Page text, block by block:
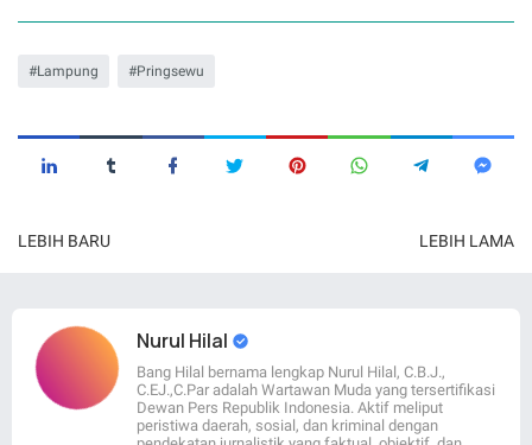
Lampung Pringsewu
LEBIH BARU LEBIH LAMA
Nurul Hilal
Bang Hilal bernama lengkap Nurul Hilal, C.B.J.,
C.EJ.,C.Par adalah Wartawan Muda yang tersertifikasi
Dewan Pers Republik Indonesia. Aktif meliput
peristiwa daerah, sosial, dan kriminal dengan